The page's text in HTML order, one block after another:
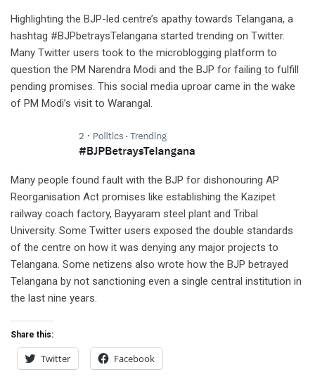
Highlighting the BJP-led centre’s apathy towards Telangana, a
hashtag #BJPbetraysTelangana started trending on Twitter.
Many Twitter users took to the microblogging platform to
question the PM Narendra Modi and the BJP for failing to fulfill
pending promises. This social media uproar came in the wake
of PM Modi’s visit to Warangal.
Many people found fault with the BJP for dishonouring AP
Reorganisation Act promises like establishing the Kazipet
railway coach factory, Bayyaram steel plant and Tribal
University. Some Twitter users exposed the double standards
of the centre on how it was denying any major projects to
Telangana. Some netizens also wrote how the BJP betrayed
Telangana by not sanctioning even a single central institution in
the last nine years.
Share this:
Twitter Facebook